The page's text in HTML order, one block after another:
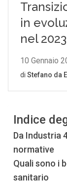
Indice
Da Industria
normative
Quali sono i
sanitario